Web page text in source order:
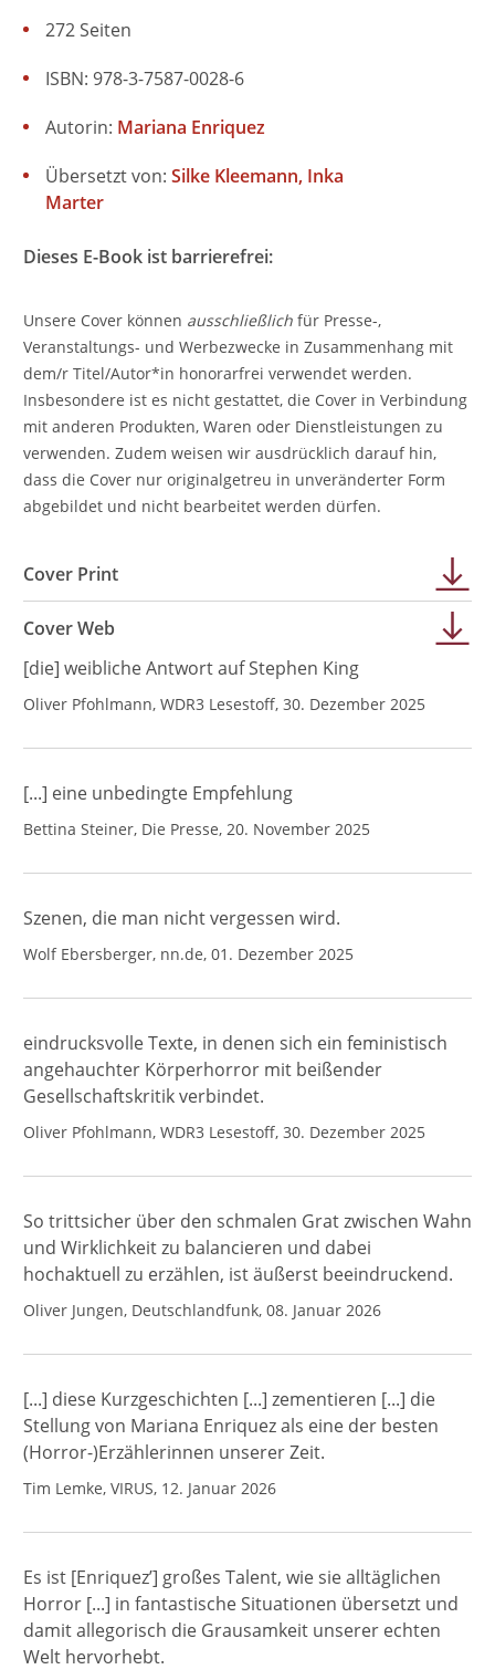
Übersetzt von: Silke Kleemann Inka
Marter
ISBN: 978-3-7587-0028-6
272 Seiten
Autorin: Mariana Enriquez
Dieses E-Book ist barrierefrei:
Unsere Cover können ausschließlichfür Presse-,
Veranstaltungs- und Werbezwecke in Zusammenhang mit
dem/r Titel/Autor*in honorarfrei verwendet werden.
Insbesondere ist es nicht gestattet, die Cover in Verbindung
mit anderen Produkten, Waren oder Dienstleistungen zu
verwenden. Zudem weisen wir ausdrücklich darauf hin,
dass die Cover nur originalgetreu in unveränderter Form
abgebildet und nicht bearbeitet werden dürfen.
Cover Print
Cover Web
[die] weibliche Antwort auf Stephen King
Oliver Pfohlmann, WDR3 Lesestoff, 30. Dezember 2025
[...] eine unbedingte Empfehlung
Bettina Steiner, Die Presse, 20. November 2025
Szenen, die man nicht vergessen wird.
Wolf Ebersberger, nn.de, 01. Dezember 2025
eindrucksvolle Texte, in denen sich ein feministisch
angehauchter Körperhorror mit beißender
Gesellschaftskritik verbindet.
Oliver Pfohlmann, WDR3 Lesestoff, 30. Dezember 2025
So trittsicher über den schmalen Grat zwischen Wahn
und Wirklichkeit zu balancieren und dabei
hochaktuell zu erzählen, ist äußerst beeindruckend.
Oliver Jungen, Deutschlandfunk, 08. Januar 2026
[...] diese Kurzgeschichten [...] zementieren [...] die
Stellung von Mariana Enriquez als eine der besten
(Horror-)Erzählerinnen unserer Zeit.
Tim Lemke, VIRUS, 12. Januar 2026
Es ist [Enriquez’] großes Talent, wie sie alltäglichen
Horror [...] in fantastische Situationen übersetzt und
damit allegorisch die Grausamkeit unserer echten
Welt hervorhebt.